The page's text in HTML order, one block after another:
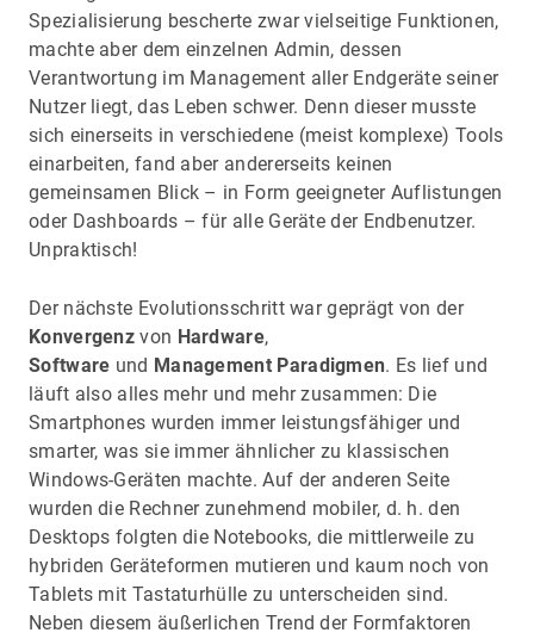
Spezialisierung bescherte zwar vielseitige Funktionen,
machte aber dem einzelnen Admin, dessen
Verantwortung im Management aller Endgeräte seiner
Nutzer liegt, das Leben schwer. Denn dieser musste
sich einerseits in verschiedene (meist komplexe) Tools
einarbeiten, fand aber andererseits keinen
gemeinsamen Blick – in Form geeigneter Auflistungen
oder Dashboards – für alle Geräte der Endbenutzer.
Unpraktisch!
Der nächste Evolutionsschritt war geprägt von der
Konvergenzvon Hardware,
Software und Management Paradigmen. Es lief und
läuft also alles mehr und mehr zusammen: Die
Smartphones wurden immer leistungsfähiger und
smarter, was sie immer ähnlicher zu klassischen
Windows-Geräten machte. Auf der anderen Seite
wurden die Rechner zunehmend mobiler, d. h. den
Desktops folgten die Notebooks, die mittlerweile zu
hybriden Geräteformen mutieren und kaum noch von
Tablets mit Tastaturhülle zu unterscheiden sind.
Neben diesem äußerlichen Trend der Formfaktoren